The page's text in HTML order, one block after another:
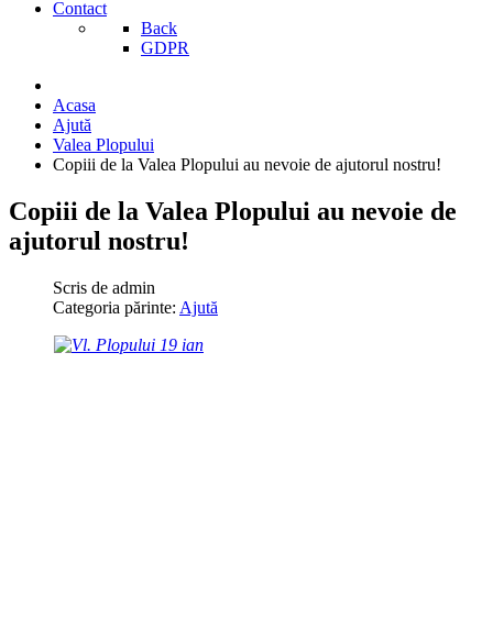
Contact
Back
GDPR
Acasa
Ajută
Valea Plopului
Copiii de la Valea Plopului au nevoie de ajutorul nostru!
Copiii de la Valea Plopului au nevoie de
ajutorul nostru!
Scris de admin
Categoria părinte: Ajută